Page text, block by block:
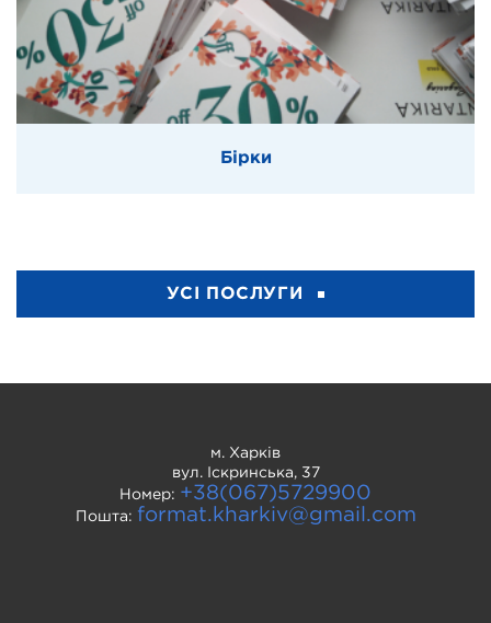
Бірки
УСІ ПОСЛУГИ
м. Харків
вул. Іскринська, 37
Номер: +38(067)5729900
Пошта: format.kharkiv@gmail.com